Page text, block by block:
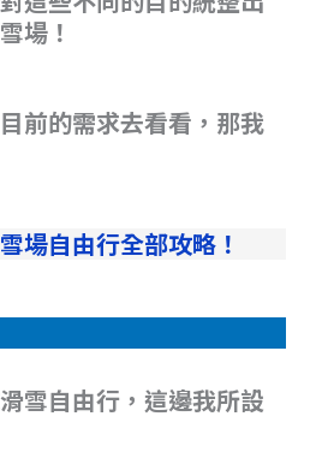
場！
前的需求去看看，那我
場自由行全部攻略！
雪自由行，這邊我所設